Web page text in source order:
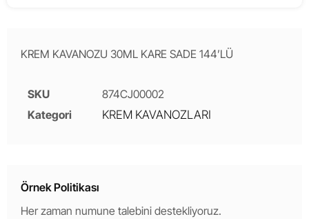
KREM KAVANOZU 30ML KARE SADE 144’LÜ
SKU
874CJ00002
Kategori
KREM KAVANOZLARI
Örnek Politikası
Her zaman numune talebini destekliyoruz.